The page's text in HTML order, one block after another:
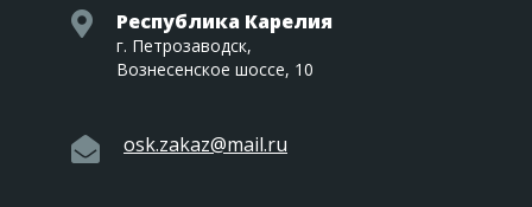
Республика Карелия
г. Петрозаводск,
Вознесенское шоссе, 10
osk.zakaz@mail.ru